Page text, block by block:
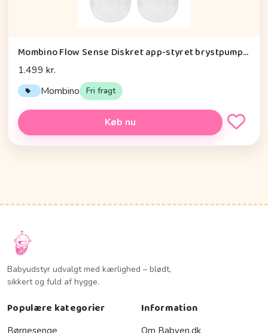
Mombino Flow Sense Diskret app-styret brystpumpe Vandtæt taske & hurtig levering fra DK - 19 mm
1.499 kr.
Mombino Fri fragt
Køb nu
Babyudstyr udvalgt med kærlighed – blødt,
sikkert og fuld af hygge.
Populære kategorier
Børnesenge
Information
Om Babyen.dk